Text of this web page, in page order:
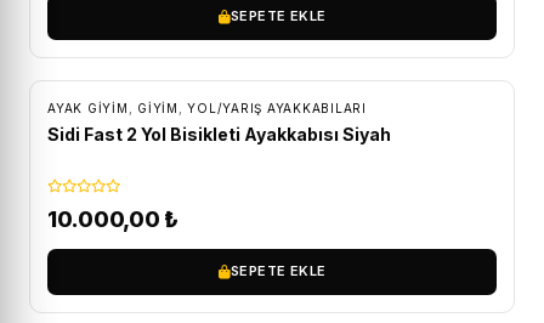
SEPETE EKLE
AYAK GIYIM GİYİM ,YOL/YARIŞ AYAKKABILARI
Sidi Fast 2 Yol Bisikleti Ayakkabısı Siyah
10.000,00 ₺
SEPETE EKLE